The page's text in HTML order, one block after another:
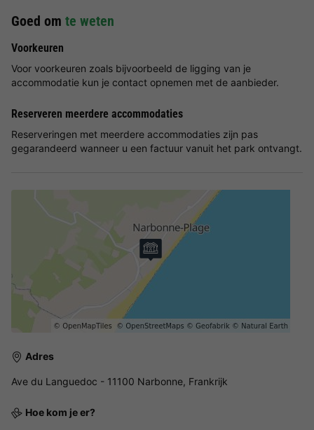
Goed om te weten
Voorkeuren
Voor voorkeuren zoals bijvoorbeeld de ligging van je
accommodatie kun je contact opnemen met de aanbieder.
Reserveren meerdere accommodaties
Reserveringen met meerdere accommodaties zijn pas
gegarandeerd wanneer u een factuur vanuit het park ontvangt.
Adres
Ave du Languedoc - 11100 Narbonne, Frankrijk
Hoe kom je er?